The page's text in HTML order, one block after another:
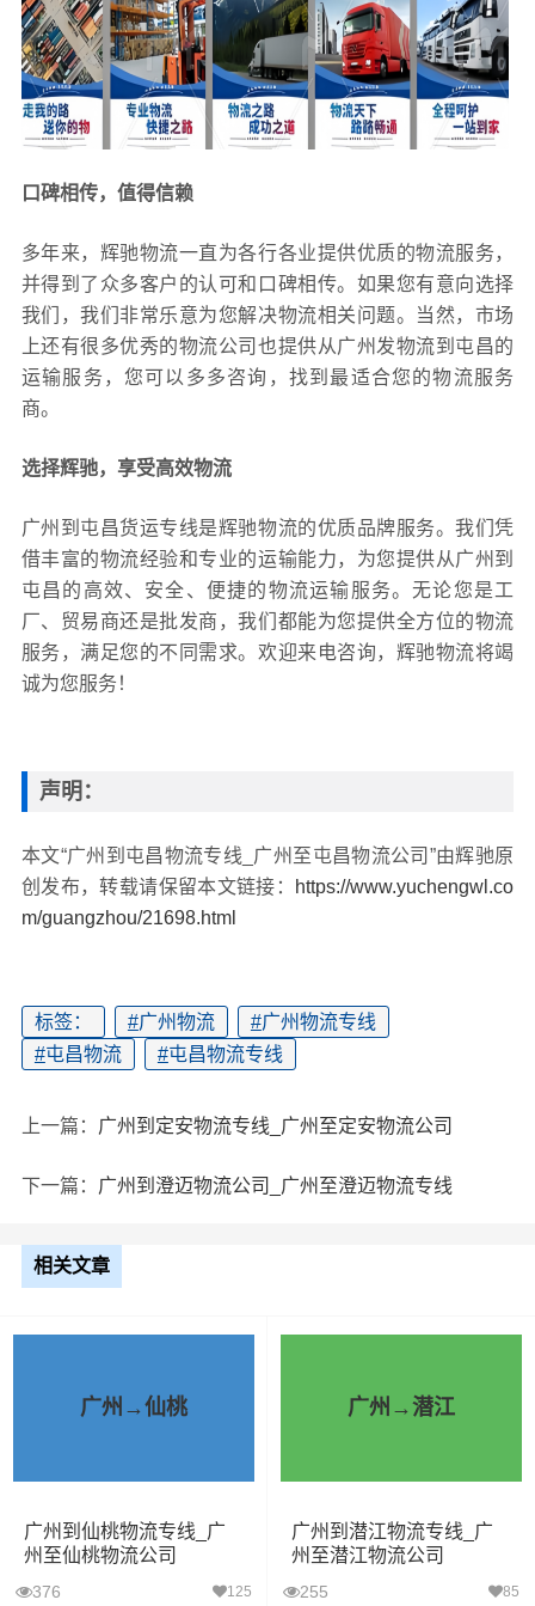
口碑相传，值得信赖
多年来，辉驰物流一直为各行各业提供优质的物流服务，
并得到了众多客户的认可和口碑相传。如果您有意向选择
我们，我们非常乐意为您解决物流相关问题。当然，市场
上还有很多优秀的物流公司也提供从广州发物流到屯昌的
运输服务，您可以多多咨询，找到最适合您的物流服务
商。
选择辉驰，享受高效物流
广州到屯昌货运专线是辉驰物流的优质品牌服务。我们凭
借丰富的物流经验和专业的运输能力，为您提供从广州到
屯昌的高效、安全、便捷的物流运输服务。无论您是工
厂、贸易商还是批发商，我们都能为您提供全方位的物流
服务，满足您的不同需求。欢迎来电咨询，辉驰物流将竭
诚为您服务！
声明：
本文“广州到屯昌物流专线_广州至屯昌物流公司”由辉驰原
创发布，转载请保留本文链接：
https://www.yuchengwl.co
m/guangzhou/21698.html
标签： #广州物流 #广州物流专线
#屯昌物流 #屯昌物流专线
上一篇： 广州到定安物流专线_广州至定安物流公司
下一篇： 广州到澄迈物流公司_广州至澄迈物流专线
相关文章
广州→仙桃
广州到仙桃物流专线_广
州至仙桃物流公司
376 125
广州→潜江
广州到潜江物流专线_广
州至潜江物流公司
255 85